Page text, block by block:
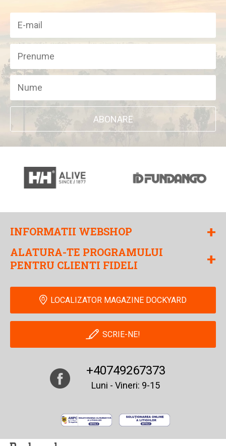
ABONARE
INFORMATII WEBSHOP +
ALATURA-TE PROGRAMULUI
PENTRU CLIENTI FIDELI
+
LOCALIZATOR MAGAZINE DOCKYARD
+40749267373
Luni - Vineri: 9-15
SCRIE-NE!